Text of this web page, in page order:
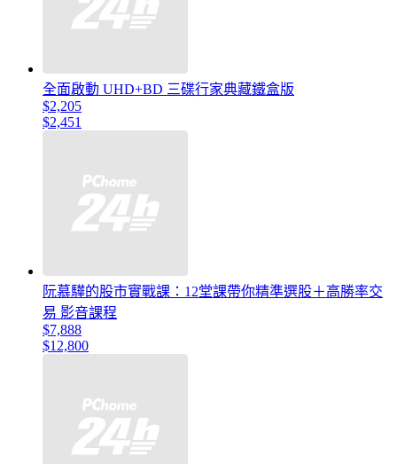
全面啟動 UHD+BD 三碟行家典藏鐵盒版
$2,205
$2,451
阮慕驊的股市實戰課：12堂課帶你精準選股＋高勝率交
易 影音課程
$7,888
$12,800